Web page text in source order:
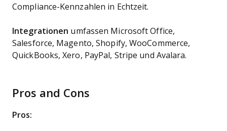
Compliance-Kennzahlen in Echtzeit.
Integrationen umfassen Microsoft Office,
Salesforce, Magento, Shopify, WooCommerce,
QuickBooks, Xero, PayPal, Stripe und Avalara.
Pros and Cons
Pros: